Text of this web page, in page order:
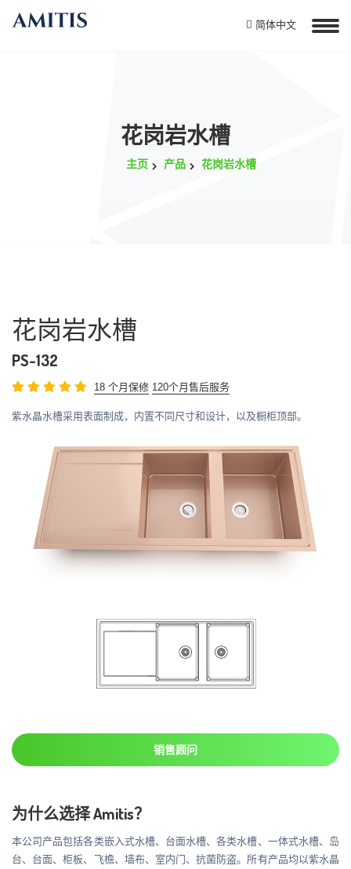
简体中文
花岗岩水槽
主页 产品 花岗岩水槽
花岗岩水槽
PS-132
18 个月保修 120个月售后服务
紫水晶水槽采用表面制成，内置不同尺寸和设计，以及橱柜顶部。
销售顾问
为什么选择 Amitis？
本公司产品包括各类嵌入式水槽、台面水槽、各类水槽、一体式水槽、岛
台、台面、柜板、飞檐、墙布、室内门、抗菌防盗。所有产品均以紫水晶